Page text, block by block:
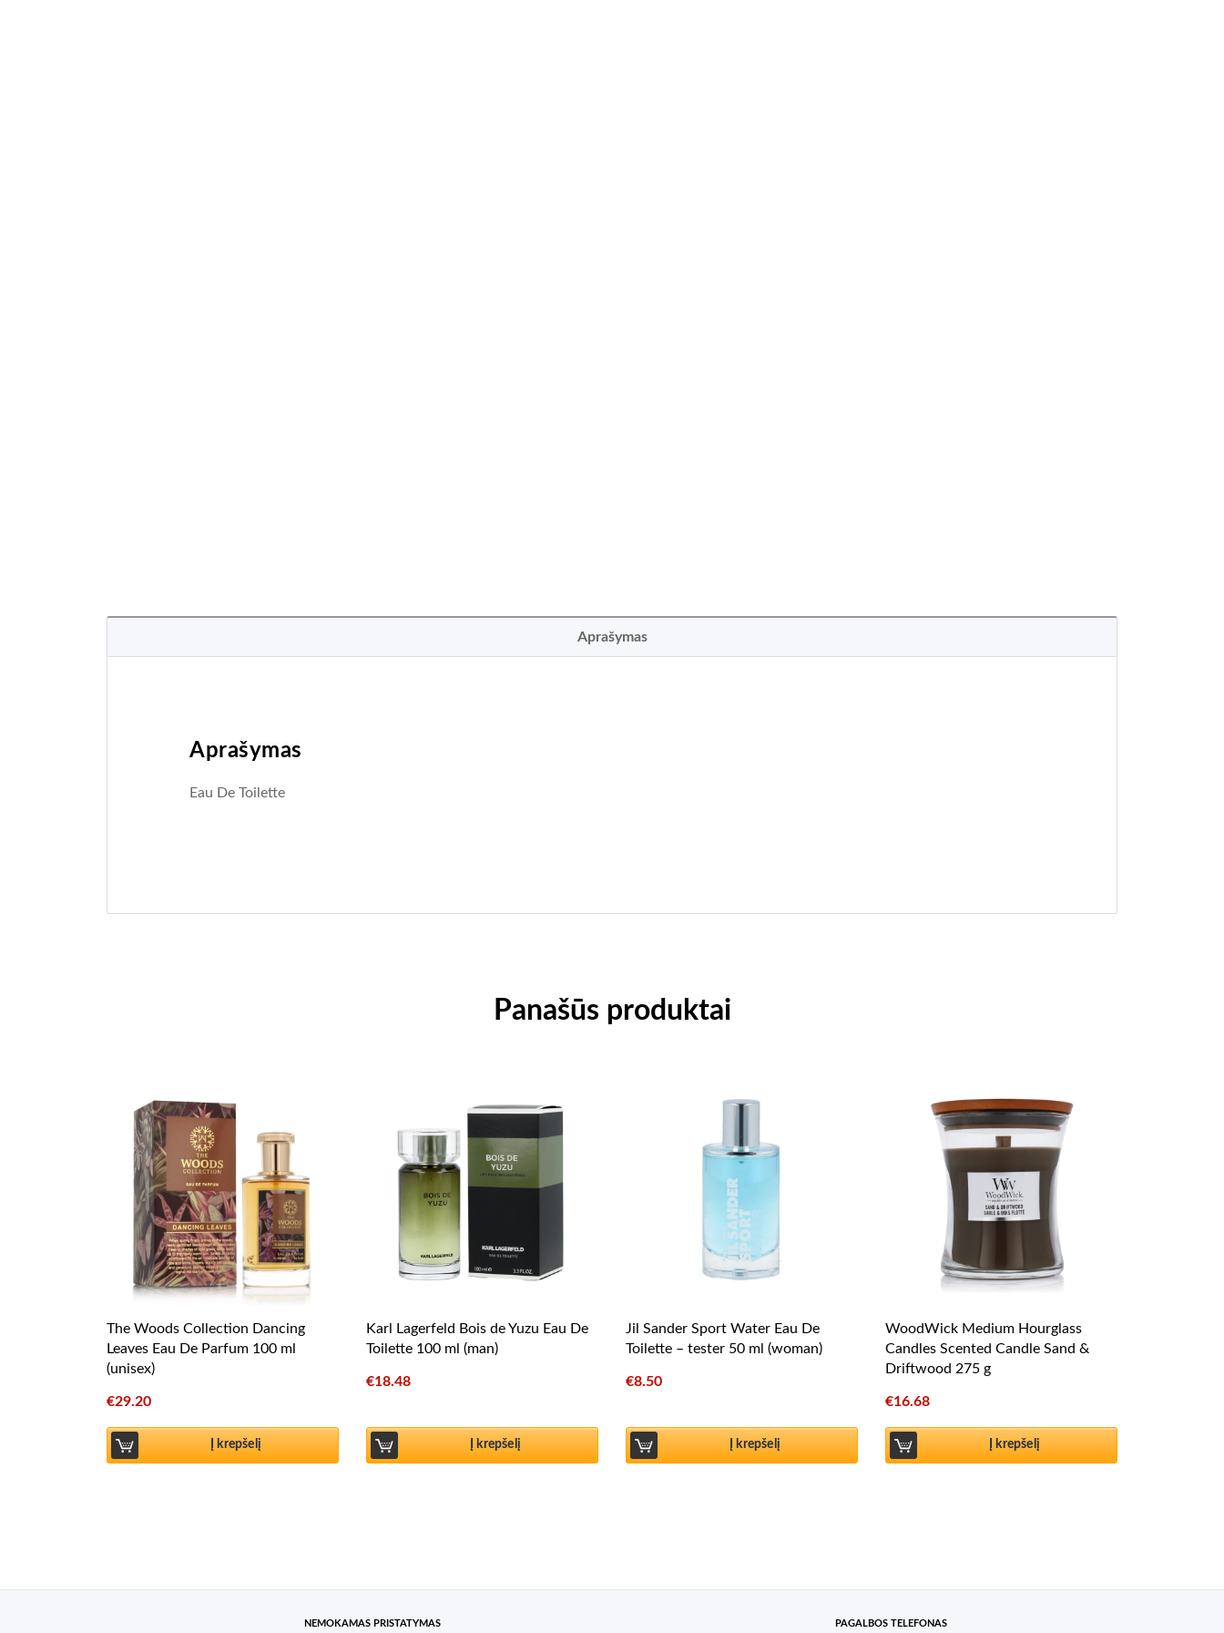
Aprašymas
Aprašymas
Eau De Toilette
Panašūs produktai
The Woods Collection Dancing
Leaves Eau De Parfum 100 ml
(unisex)
€29.20
Į krepšelį
Karl Lagerfeld Bois de Yuzu Eau De
Toilette 100 ml (man)
€18.48
Į krepšelį
Jil Sander Sport Water Eau De
Toilette – tester 50 ml (woman)
€8.50
Į krepšelį
WoodWick Medium Hourglass
Candles Scented Candle Sand &
Driftwood 275 g
€16.68
Į krepšelį
NEMOKAMAS PRISTATYMAS PAGALBOS TELEFONAS